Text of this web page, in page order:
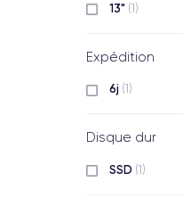
13" (1)
Expédition
6j (1)
Disque dur
SSD (1)